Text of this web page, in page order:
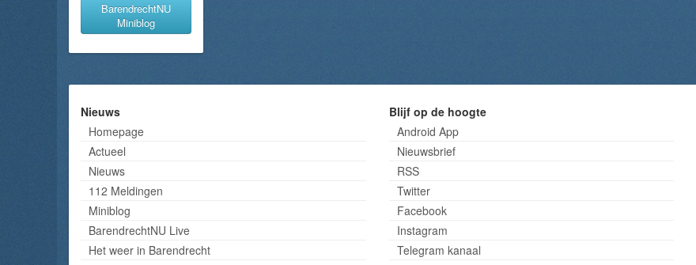
BarendrechtNU
Miniblog
Nieuws
Homepage
Actueel
Nieuws
112 Meldingen
Miniblog
BarendrechtNU Live
Het weer in Barendrecht
Blijf op de hoogte
Android App
Nieuwsbrief
RSS
Twitter
Facebook
Instagram
Telegram kanaal